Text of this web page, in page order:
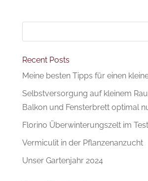
Recent Posts
Meine besten Tipps für einen
Selbstversorgung auf kleinem
Balkon und Fensterbrett optimal
Florino Überwinterungszelt im Test
Vermiculit in der Pflanzenanzucht
Unser Gartenjahr 2024